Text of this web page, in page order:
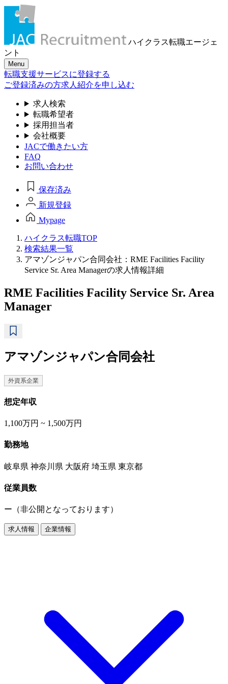
ハイクラス転職エージェ
ント
Menu
転職支援サービスに登録する
ご登録済みの方求人紹介を申し込む
求人検索
転職希望者
採用担当者
会社概要
JACで働きたい方
FAQ
お問い合わせ
保存済み
新規登録
Mypage
ハイクラス転職TOP
検索結果一覧
アマゾンジャパン合同会社：RME Facilities Facility
Service Sr. Area Managerの求人情報詳細
RME Facilities Facility Service Sr. Area
Manager
アマゾンジャパン合同会社
外資系企業
想定年収
1,100万円 ~ 1,500万円
勤務地
岐阜県 神奈川県 大阪府 埼玉県 東京都
従業員数
ー（非公開となっております）
求人情報 企業情報